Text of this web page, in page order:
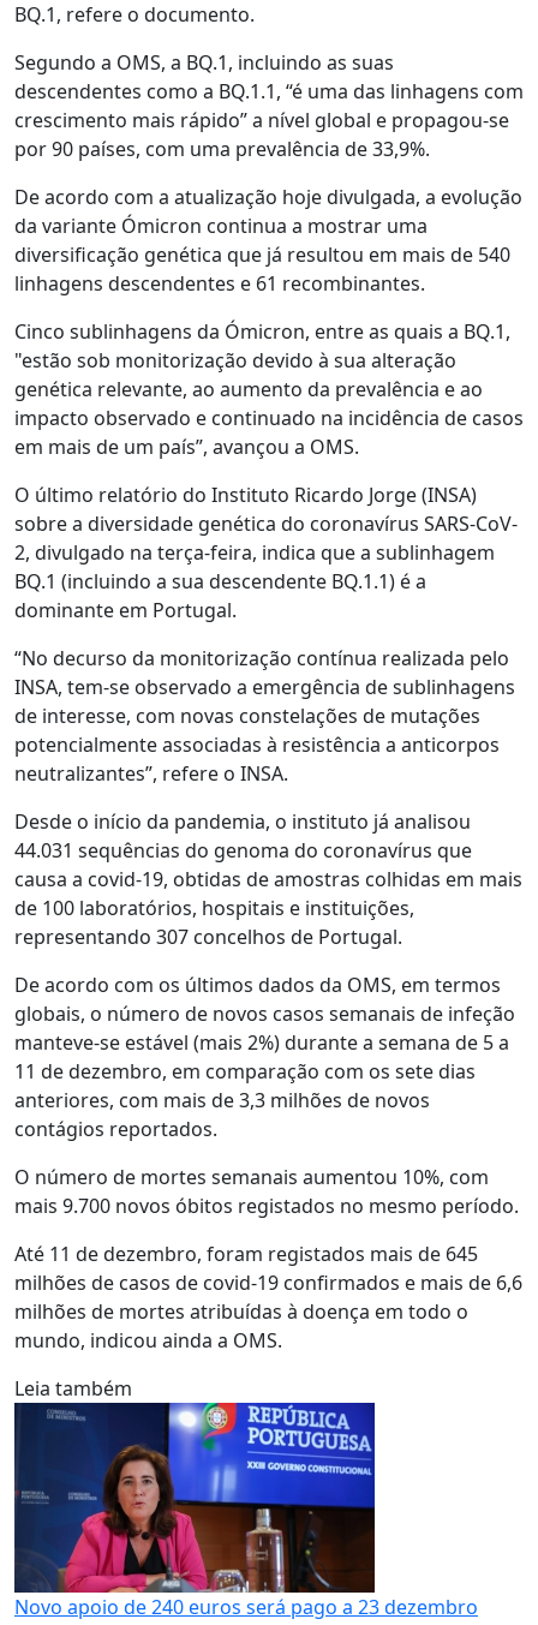
BQ.1, refere o documento.
Segundo a OMS, a BQ.1, incluindo as suas
descendentes como a BQ.1.1, “é uma das linhagens com
crescimento mais rápido” a nível global e propagou-se
por 90 países, com uma prevalência de 33,9%.
De acordo com a atualização hoje divulgada, a evolução
da variante Ómicron continua a mostrar uma
diversificação genética que já resultou em mais de 540
linhagens descendentes e 61 recombinantes.
Cinco sublinhagens da Ómicron, entre as quais a BQ.1,
"estão sob monitorização devido à sua alteração
genética relevante, ao aumento da prevalência e ao
impacto observado e continuado na incidência de casos
em mais de um país”, avançou a OMS.
O último relatório do Instituto Ricardo Jorge (INSA)
sobre a diversidade genética do coronavírus SARS-CoV-
2, divulgado na terça-feira, indica que a sublinhagem
BQ.1 (incluindo a sua descendente BQ.1.1) é a
dominante em Portugal.
“No decurso da monitorização contínua realizada pelo
INSA, tem-se observado a emergência de sublinhagens
de interesse, com novas constelações de mutações
potencialmente associadas à resistência a anticorpos
neutralizantes”, refere o INSA.
Desde o início da pandemia, o instituto já analisou
44.031 sequências do genoma do coronavírus que
causa a covid-19, obtidas de amostras colhidas em mais
de 100 laboratórios, hospitais e instituições,
representando 307 concelhos de Portugal.
De acordo com os últimos dados da OMS, em termos
globais, o número de novos casos semanais de infeção
manteve-se estável (mais 2%) durante a semana de 5 a
11 de dezembro, em comparação com os sete dias
anteriores, com mais de 3,3 milhões de novos
contágios reportados.
O número de mortes semanais aumentou 10%, com
mais 9.700 novos óbitos registados no mesmo período.
Até 11 de dezembro, foram registados mais de 645
milhões de casos de covid-19 confirmados e mais de 6,6
milhões de mortes atribuídas à doença em todo o
mundo, indicou ainda a OMS.
Leia também
Novo apoio de 240 euros será pago a 23 dezembro